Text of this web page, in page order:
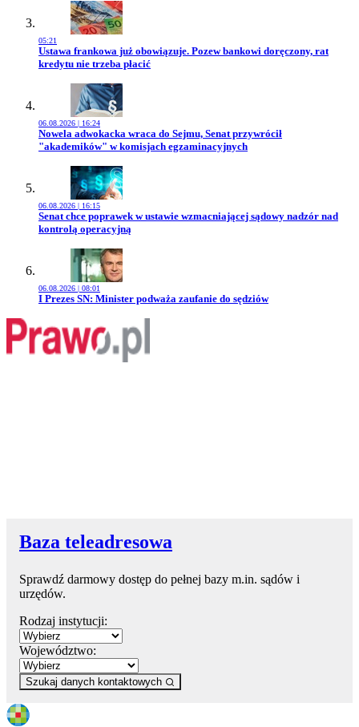
05:21
Przejdź do artykułu:
Ustawa frankowa już obowiązuje. Pozew bankowi doręczony, rat
kredytu nie trzeba płacić
06.08.2026 | 16:24
Przejdź do artykułu:
Nowela adwokacka wraca do Sejmu, Senat przywrócił
"akademików" w komisjach egzaminacyjnych
06.08.2026 | 16:15
Przejdź do artykułu:
Senat chce poprawek w ustawie wzmacniającej sądowy nadzór nad
kontrolą operacyjną
06.08.2026 | 08:01
Przejdź do artykułu:
I Prezes SN: Minister podważa zaufanie do sędziów
Baza teleadresowa
Sprawdź darmowy dostęp do pełnej bazy m.in. sądów i
urzędów.
Rodzaj instytucji:
Województwo:
Szukaj danych kontaktowych